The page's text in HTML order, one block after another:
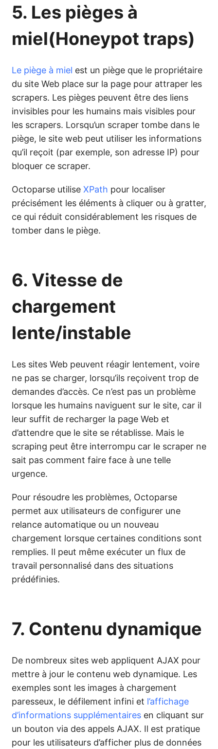
5. Les pièges à
miel(Honeypot traps)
Le piège à miel est un piège que le propriétaire
du site Web place sur la page pour attraper les
scrapers. Les pièges peuvent être des liens
invisibles pour les humains mais visibles pour
les scrapers. Lorsqu’un scraper tombe dans le
piège, le site web peut utiliser les informations
qu’il reçoit (par exemple, son adresse IP) pour
bloquer ce scraper.
Octoparse utilise XPath pour localiser
précisément les éléments à cliquer ou à gratter,
ce qui réduit considérablement les risques de
tomber dans le piège.
6. Vitesse de
chargement
lente/instable
Les sites Web peuvent réagir lentement, voire
ne pas se charger, lorsqu’ils reçoivent trop de
demandes d’accès. Ce n’est pas un problème
lorsque les humains naviguent sur le site, car il
leur suffit de recharger la page Web et
d’attendre que le site se rétablisse. Mais le
scraping peut être interrompu car le scraper ne
sait pas comment faire face à une telle
urgence.
Pour résoudre les problèmes, Octoparse
permet aux utilisateurs de configurer une
relance automatique ou un nouveau
chargement lorsque certaines conditions sont
remplies. Il peut même exécuter un flux de
travail personnalisé dans des situations
prédéfinies.
7. Contenu dynamique
De nombreux sites web appliquent AJAX pour
mettre à jour le contenu web dynamique. Les
exemples sont les images à chargement
paresseux, le défilement infini et l’affichage
d’informations supplémentaires en cliquant sur
un bouton via des appels AJAX. Il est pratique
pour les utilisateurs d’afficher plus de données